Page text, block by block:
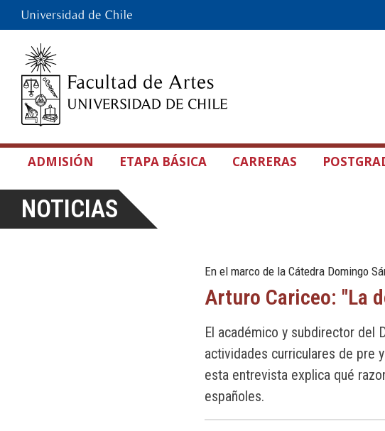
ADMISIÓN ETAPA BÁSICA CARRERAS
NOTICIAS
En el marco de la Cátedra Domingo
Arturo Cariceo: "La
El académico y subdirector del
actividades curriculares de pre
esta entrevista explica qué
españoles.